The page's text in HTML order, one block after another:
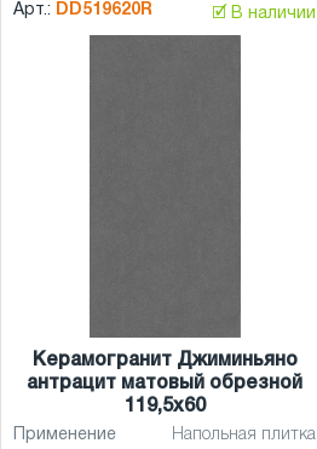
Арт.: DD519620R 🗹 В наличии
Керамогранит Джиминьяно
антрацит матовый обрезной
119,5x60
Применение
Напольная плитка